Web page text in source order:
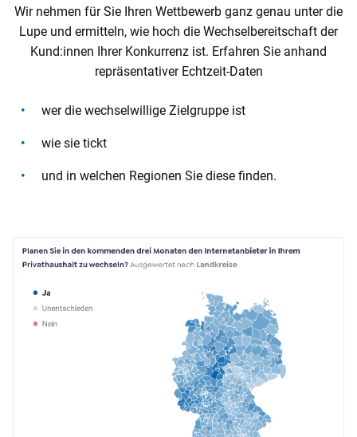
Wir nehmen für Sie Ihren Wettbewerb ganz genau unter die
Lupe und ermitteln, wie hoch die Wechselbereitschaft der
Kund:innen Ihrer Konkurrenz ist. Erfahren Sie anhand
repräsentativer Echtzeit-Daten
wer die wechselwillige Zielgruppe ist
wie sie tickt
und in welchen Regionen Sie diese finden.